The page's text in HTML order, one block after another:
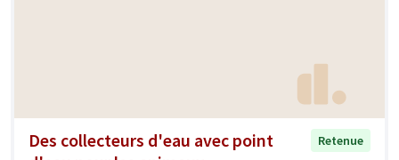
Des collecteurs d'eau avec point
Retenue